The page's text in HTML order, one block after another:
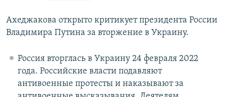
Ахеджакова открыто критикует президента России
Владимира Путина за вторжение в Украину.
Россия вторглась в Украину 24 февраля 2022
года. Российские власти подавляют
антивоенные протесты и наказывают за